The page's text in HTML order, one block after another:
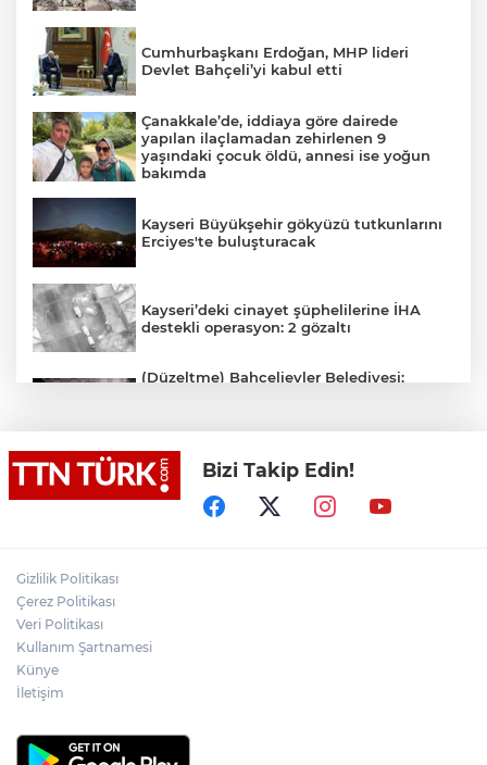
Cumhurbaşkanı Erdoğan, MHP lideri
Devlet Bahçeli’yi kabul etti
Çanakkale’de, iddiaya göre dairede
yapılan ilaçlamadan zehirlenen 9
yaşındaki çocuk öldü, annesi ise yoğun
bakımda
Kayseri Büyükşehir gökyüzü tutkunlarını
Erciyes'te buluşturacak
Kayseri’deki cinayet şüphelilerine İHA
destekli operasyon: 2 gözaltı
(Düzeltme) Bahçelievler Belediyesi:
bir can kaybı veya yaralanma
bulunmamaktadır"
Adalet Bakanı Gürlek eski Özel Harekat
Başkanı Behçet Oktay’ın yakınlarını
Bakan Yumaklı: "İspanya’da
Bizi Takip Edin!
Gizlilik Politikası
Çerez Politikası
Veri Politikası
Kullanım Şartnamesi
Künye
İletişim